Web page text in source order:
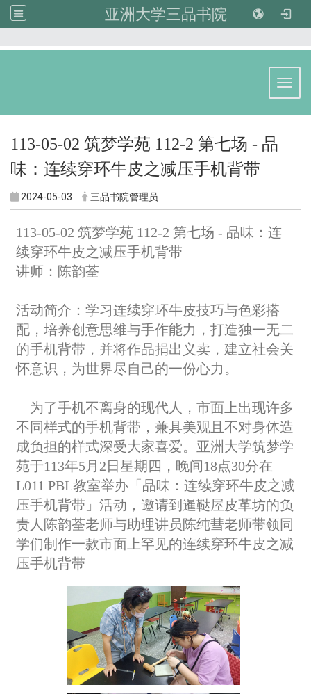
亚洲大学三品书院
113-05-02 筑梦学苑 112-2 第七场 - 品
味：连续穿环牛皮之减压手机背带
2024-05-03 三品书院管理员
113-05-02 筑梦学苑 112-2 第七场 - 品味：连
续穿环牛皮之减压手机背带
讲师：陈韵荃
活动简介： 学习连续穿环牛皮技巧与色彩搭
配，培养创意思维与手作能力，打造独一无二
的手机背带，并将作品捐出义卖，建立社会关
怀意识，为世界尽自己的一份心力。
为了手机不离身的现代人，市面上出现许多
不同样式的手机背带，兼具美观且不对身体造
成负担的样式深受大家喜爱。亚洲大学筑梦学
苑于113年5月2日星期四，晚间18点30分在
L011 PBL教室举办「品味：连续穿环牛皮之减
压手机背带」活动，邀请到暹鞑屋皮革坊的负
责人陈韵荃老师与助理讲员陈纯彗老师带领同
学们制作一款市面上罕见的连续穿环牛皮之减
压手机背带